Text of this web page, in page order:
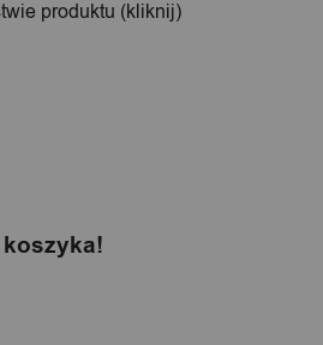
produktu (kliknij)